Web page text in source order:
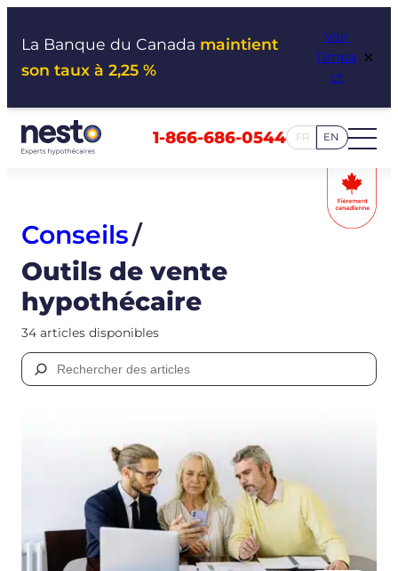
La Banque du Canada maintient
son taux à 2,25 %
Voir
l’impa
ct
×
1-866-686-0544 FR EN
Conseils/
Outils de vente
hypothécaire
34 articles disponibles
Rechercher :